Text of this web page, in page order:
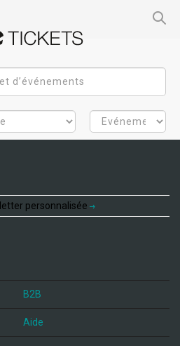
personnalisée
B2B
Aide